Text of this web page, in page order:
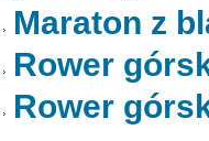
Maraton z
Rower
Rower